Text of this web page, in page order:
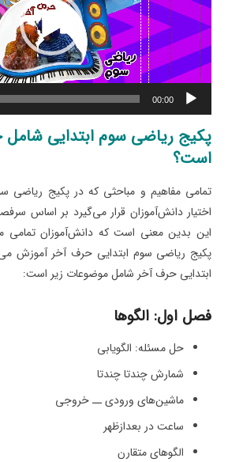
00:00
پکیج ریاضی سوم ابتدایی
است؟
تمامی مفاهیم و مباحثی که در پکیج ریاضی
اختیار دانش‌آموزان قرار می‌گیرد بر اساس
این بدین معنی است که دانش‌آموزان تمامی
پکیج ریاضی سوم ابتدایی حرف آخر آموزش
ابتدایی حرف آخر شامل موضوعات زیر است:
فصل اول: الگوها
حل مسئله: الگویابی
شمارش چندتا چندتا
ماشین‌های ورودی ــ خروجی
ساعت در بعدازظهر
الگوهای متقارن